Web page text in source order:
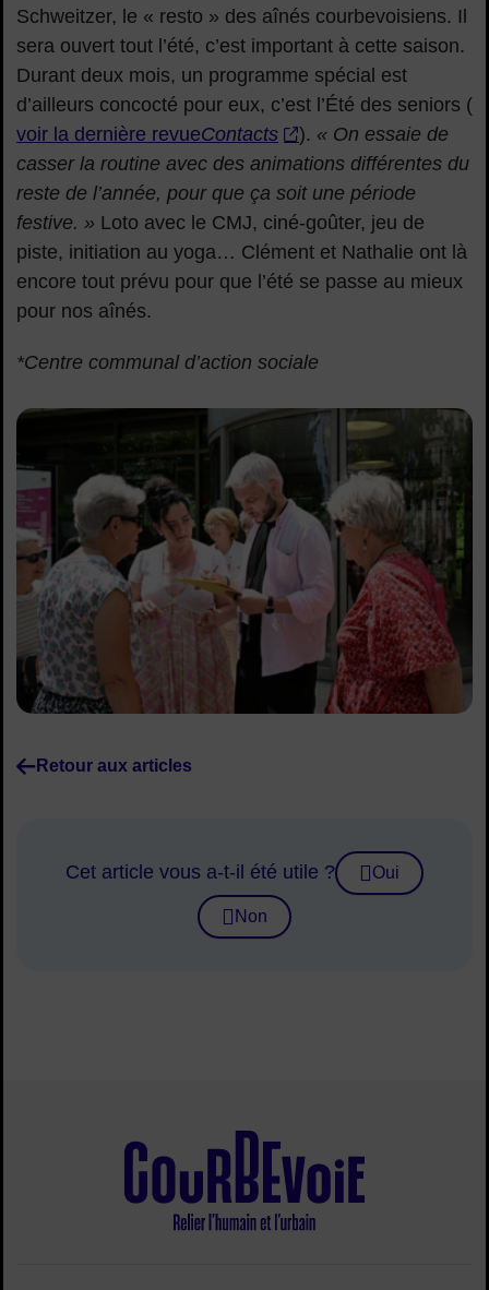
Schweitzer, le « resto » des aînés courbevoisiens. Il
sera ouvert tout l’été, c’est important à cette saison.
Durant deux mois, un programme spécial est
d’ailleurs concocté pour eux, c’est l’Été des seniors (
voir la dernière revueContacts ). « On essaie de
casser la routine avec des animations différentes du
reste de l’année, pour que ça soit une période
festive. » Loto avec le CMJ, ciné-goûter, jeu de
piste, initiation au yoga… Clément et Nathalie ont là
encore tout prévu pour que l’été se passe au mieux
pour nos aînés.
*Centre communal d’action sociale
Retour aux articles
Cet article vous a-t-il été utile ? Oui
Non